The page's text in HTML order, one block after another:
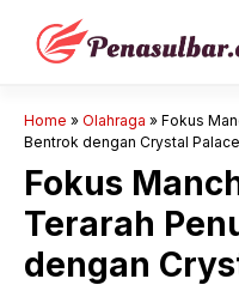
Langsung
Home » Olahraga » Fokus
Bentrok dengan Crystal Palace
Fokus
Terarah
dengan